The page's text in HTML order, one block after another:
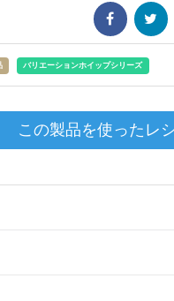
バリエーションホイップシリーズ
この製品を使ったレ